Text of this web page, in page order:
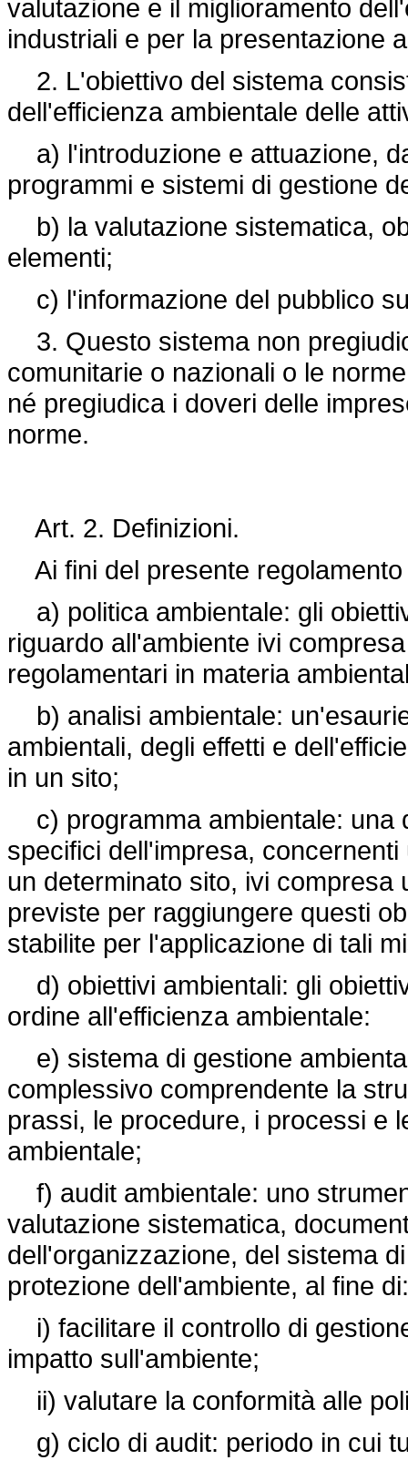
valutazione e il miglioramento
industriali e per la presentazione
2. L'obiettivo del sistema
dell'efficienza ambientale delle
a) l'introduzione e attuazione,
programmi e sistemi di gestione
b) la valutazione sistematica,
elementi;
c) l'informazione del pubblico
3. Questo sistema non
comunitarie o nazionali o le
né pregiudica i doveri delle
norme.
Art. 2. Definizioni.
Ai fini del presente
a) politica ambientale: gli
riguardo all'ambiente ivi
regolamentari in materia
b) analisi ambientale:
ambientali, degli effetti e
in un sito;
c) programma ambientale: una
specifici dell'impresa,
un determinato sito, ivi
previste per raggiungere questi
stabilite per l'applicazione di tali
d) obiettivi ambientali: gli
ordine all'efficienza ambientale:
e) sistema di gestione
complessivo comprendente la
prassi, le procedure, i processi e
ambientale;
f) audit ambientale: uno
valutazione sistematica,
dell'organizzazione, del sistema
protezione dell'ambiente, al fine di:
i) facilitare il controllo di
impatto sull'ambiente;
ii) valutare la conformità alle
g) ciclo di audit: periodo in cui